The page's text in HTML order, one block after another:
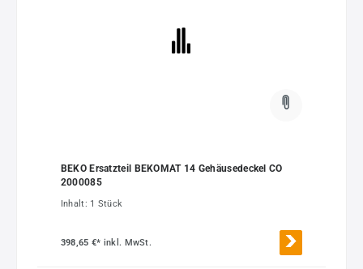
BEKO Ersatzteil BEKOMAT 14 Gehäusedeckel CO
2000085
Inhalt: 1 Stück
398,65 €* inkl. MwSt.